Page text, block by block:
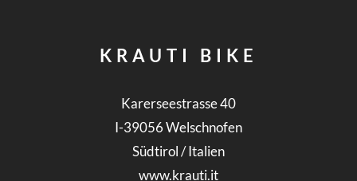
KRAUTI BIKE
Karerseestrasse 40
I-39056Welschnofen
Südtirol / Italien
www.krauti.it